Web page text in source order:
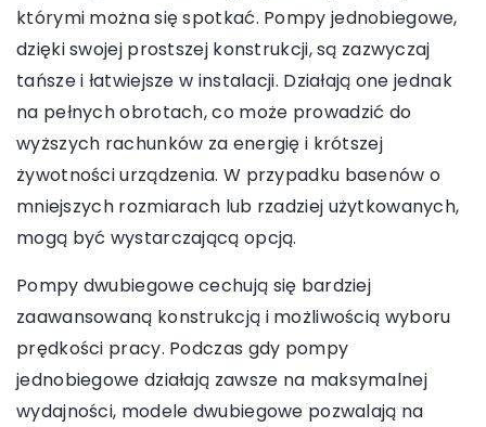
którymi można się spotkać. Pompy jednobiegowe,
dzięki swojej prostszej konstrukcji, są zazwyczaj
tańsze i łatwiejsze w instalacji. Działają one jednak
na pełnych obrotach, co może prowadzić do
wyższych rachunków za energię i krótszej
żywotności urządzenia. W przypadku basenów o
mniejszych rozmiarach lub rzadziej użytkowanych,
mogą być wystarczającą opcją.
Pompy dwubiegowe cechują się bardziej
zaawansowaną konstrukcją i możliwością wyboru
prędkości pracy. Podczas gdy pompy
jednobiegowe działają zawsze na maksymalnej
wydajności, modele dwubiegowe pozwalają na